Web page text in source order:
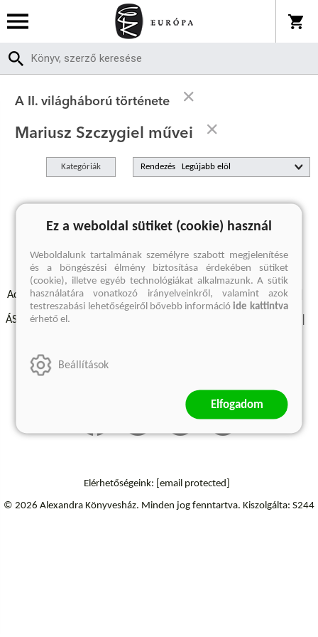
A II. világháború története
Mariusz Szczygiel művei
Kategóriák Rendezés
A keresett kifejezésre nincs találat
Adatvédelmi szabályzatok Elállási felmondási nyilatkozat
ÁSZF - Vásárlási feltételek
Szállítási információk
Elérhetőségeink: [email protected]
© 2026 Alexandra Könyvesház. Minden jog fenntartva. Kiszolgálta: S244
Ez a weboldal sütiket (cookie) használ
Weboldalunk tartalmának személyre szabott megjelenítése
és a böngészési élmény biztosítása érdekében sütiket
(cookie), illetve egyéb technológiákat alkalmazunk. A sütik
használatára vonatkozó irányelveinkről, valamint azok
testreszabási lehetőségeiről bővebb információide kattintva
érhető el.
Beállítások
Elfogadom